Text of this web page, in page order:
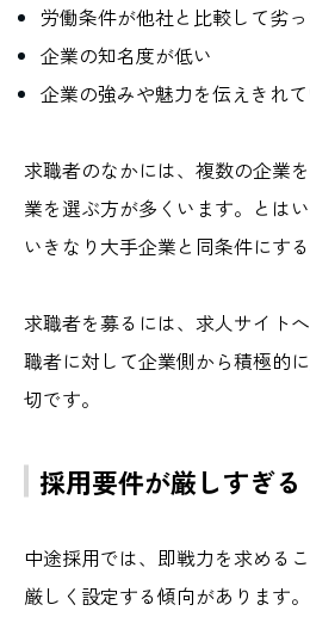
労働条件が他社と比較して劣
企業の知名度が低い
企業の強みや魅力を伝えきれ
求職者のなかには、複数の企業
業を選ぶ方が多くいます。とは
いきなり大手企業と同条件にす
求職者を募るには、求人サイト
職者に対して企業側から積極的
切です。
採用要件が厳しすぎる
中途採用では、即戦力を求める
厳しく設定する傾向があります